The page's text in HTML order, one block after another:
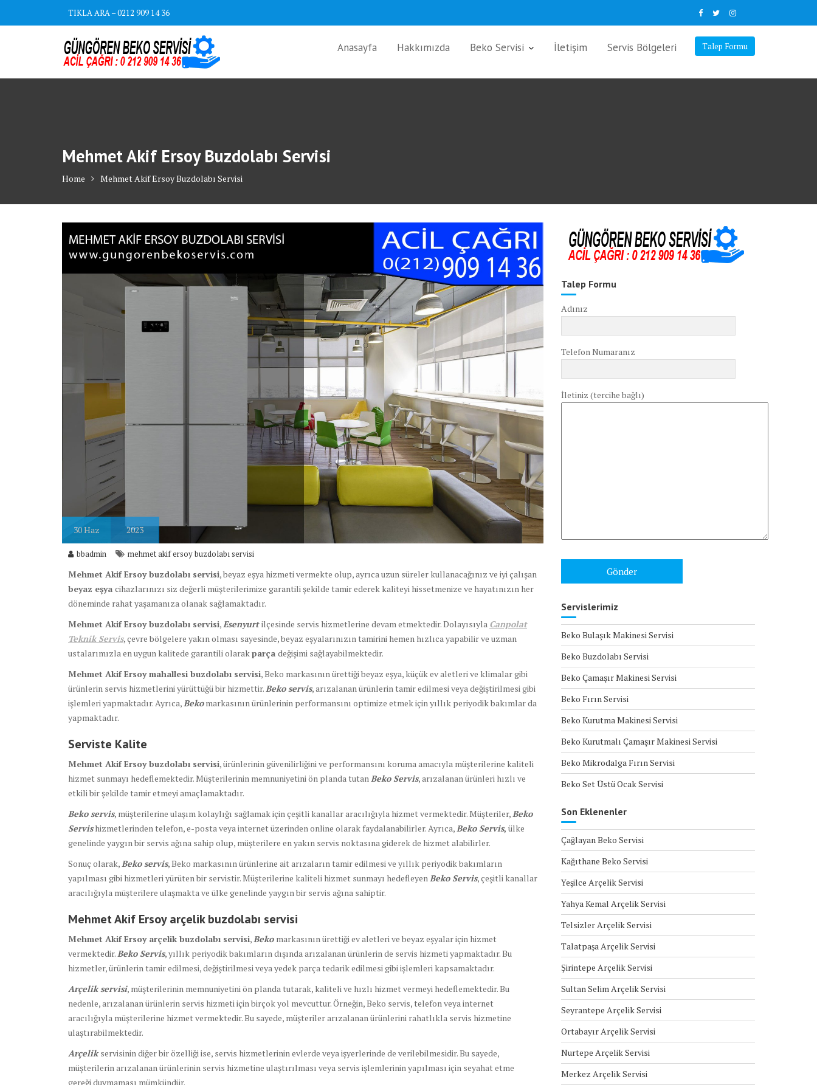
TIKLA ARA – 0212 909 14 36
Talep Formu
Anasayfa Hakkımızda Beko Servisi İletişim Servis Bölgeleri
Mehmet Akif Ersoy Buzdolabı Servisi
Home Mehmet Akif Ersoy Buzdolabı Servisi
30Haz 2023
bbadmin mehmet akif ersoy buzdolabı servisi
Mehmet Akif Ersoy buzdolabı servisi, beyaz eşya hizmeti vermekte olup, ayrıca uzun süreler kullanacağınız ve iyi çalışan
beyaz eşya cihazlarınızı siz değerli müşterilerimize garantili şekilde tamir ederek kaliteyi hissetmenize ve hayatınızın her
döneminde rahat yaşamanıza olanak sağlamaktadır.
Mehmet Akif Ersoy buzdolabı servisi,Esenyurtilçesinde servis hizmetlerine devam etmektedir. Dolayısıyla Canpolat
Teknik Servis, çevre bölgelere yakın olması sayesinde, beyaz eşyalarınızın tamirini hemen hızlıca yapabilir ve uzman
ustalarımızla en uygun kalitede garantili olarakparça değişimi sağlayabilmektedir.
Mehmet Akif Ersoy mahallesi buzdolabı servisi, Beko markasının ürettiği beyaz eşya, küçük ev aletleri ve klimalar gibi
ürünlerin servis hizmetlerini yürüttüğü bir hizmettir.Beko servis, arızalanan ürünlerin tamir edilmesi veya değiştirilmesi gibi
işlemleri yapmaktadır. Ayrıca,Beko markasının ürünlerinin performansını optimize etmek için yıllık periyodik bakımlar da
yapmaktadır.
Serviste Kalite
Mehmet Akif Ersoy buzdolabı servisi, ürünlerinin güvenilirliğini ve performansını koruma amacıyla müşterilerine kaliteli
hizmet sunmayı hedeflemektedir. Müşterilerinin memnuniyetini ön planda tutanBeko Servis, arızalanan ürünleri hızlı ve
etkili bir şekilde tamir etmeyi amaçlamaktadır.
Beko servis, müşterilerine ulaşım kolaylığı sağlamak için çeşitli kanallar aracılığıyla hizmet vermektedir. Müşteriler,Beko
Servishizmetlerinden telefon, e-posta veya internet üzerinden online olarak faydalanabilirler. Ayrıca,Beko Servis, ülke
genelinde yaygın bir servis ağına sahip olup, müşterilere en yakın servis noktasına giderek de hizmet alabilirler.
Sonuç olarak,Beko servis, Beko markasının ürünlerine ait arızaların tamir edilmesi ve yıllık periyodik bakımların
yapılması gibi hizmetleri yürüten bir servistir. Müşterilerine kaliteli hizmet sunmayı hedefleyenBeko Servis, çeşitli kanallar
aracılığıyla müşterilere ulaşmakta ve ülke genelinde yaygın bir servis ağına sahiptir.
Mehmet Akif Ersoy arçelik buzdolabı servisi
Mehmet Akif Ersoy arçelik buzdolabı servisi,Beko markasının ürettiği ev aletleri ve beyaz eşyalar için hizmet
vermektedir.Beko Servis, yıllık periyodik bakımların dışında arızalanan ürünlerin de servis hizmeti yapmaktadır. Bu
hizmetler, ürünlerin tamir edilmesi, değiştirilmesi veya yedek parça tedarik edilmesi gibi işlemleri kapsamaktadır.
Arçelik servisi, müşterilerinin memnuniyetini ön planda tutarak, kaliteli ve hızlı hizmet vermeyi hedeflemektedir. Bu
nedenle, arızalanan ürünlerin servis hizmeti için birçok yol mevcuttur. Örneğin, Beko servis, telefon veya internet
aracılığıyla müşterilerine hizmet vermektedir. Bu sayede, müşteriler arızalanan ürünlerini rahatlıkla servis hizmetine
ulaştırabilmektedir.
Arçelikservisinin diğer bir özelliği ise, servis hizmetlerinin evlerde veya işyerlerinde de verilebilmesidir. Bu sayede,
müşterilerin arızalanan ürünlerinin servis hizmetine ulaştırılması veya servis işlemlerinin yapılması için seyahat etme
gereği duymaması mümkündür.
Talep Formu
Adınız
Telefon Numaranız
İletiniz (tercihe bağlı)
Servislerimiz
Beko Bulaşık Makinesi Servisi
Beko Buzdolabı Servisi
Beko Çamaşır Makinesi Servisi
Beko Fırın Servisi
Beko Kurutma Makinesi Servisi
Beko Kurutmalı Çamaşır Makinesi Servisi
Beko Mikrodalga Fırın Servisi
Beko Set Üstü Ocak Servisi
Son Eklenenler
Çağlayan Beko Servisi
Kağıthane Beko Servisi
Yeşilce Arçelik Servisi
Yahya Kemal Arçelik Servisi
Telsizler Arçelik Servisi
Talatpaşa Arçelik Servisi
Şirintepe Arçelik Servisi
Sultan Selim Arçelik Servisi
Seyrantepe Arçelik Servisi
Ortabayır Arçelik Servisi
Nurtepe Arçelik Servisi
Merkez Arçelik Servisi